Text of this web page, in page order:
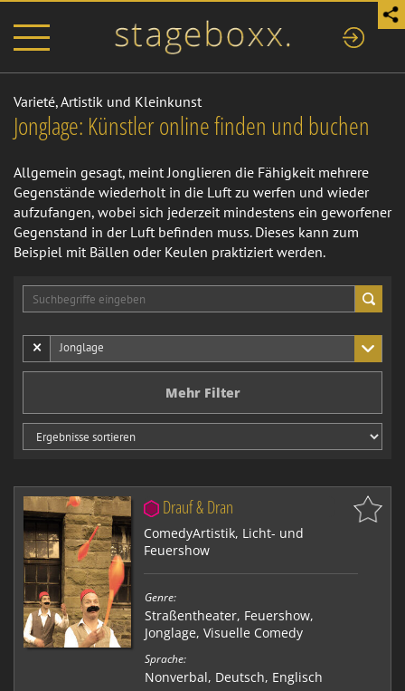
Varieté, Artistik und Kleinkunst
Jonglage: Künstler online finden und buchen
Allgemein gesagt, meint Jonglieren die Fähigkeit mehrere
Gegenstände wiederholt in die Luft zu werfen und wieder
aufzufangen, wobei sich jederzeit mindestens ein geworfener
Gegenstand in der Luft befinden muss. Dieses kann zum
Beispiel mit Bällen oder Keulen praktiziert werden.
× Jonglage
Mehr Filter
Drauf & Dran
ComedyArtistik, Licht- und
Feuershow
Genre:
Straßentheater, Feuershow,
Jonglage, Visuelle Comedy
Sprache:
Nonverbal, Deutsch, Englisch